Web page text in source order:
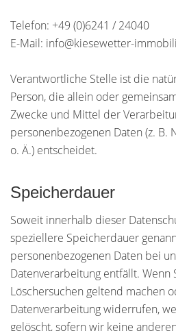
Telefon: +49 (0)6241 / 24040
E-Mail: info@kiesewetter-
Verantwortliche Stelle ist die
Person, die allein oder
Zwecke und Mittel der
personenbezogenen Daten (z. B.
o. Ä.) entscheidet.
Speicherdauer
Soweit innerhalb dieser
speziellere Speicherdauer
personenbezogenen Daten bei
Datenverarbeitung entfällt. Wenn
Löschersuchen geltend machen
Datenverarbeitung widerrufen,
gelöscht, sofern wir keine